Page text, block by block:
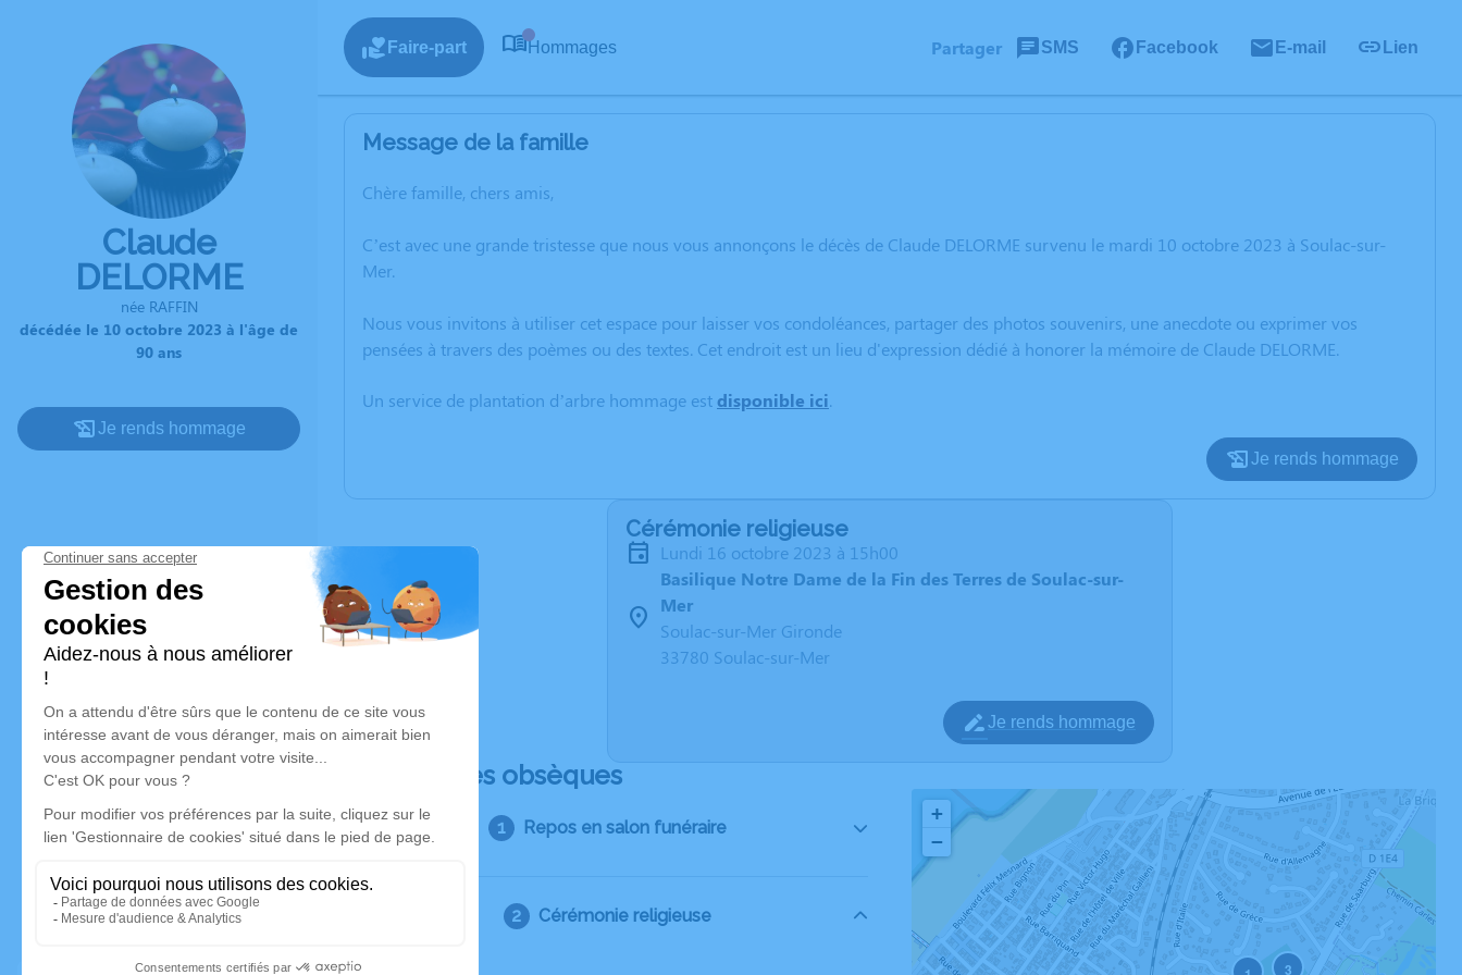
Claude
DELORME
née RAFFIN
décédée le 10 octobre 2023 à l'âge de
90 ans
Je rends hommage
Faire-part Hommages Partager SMS Facebook E-mail Lien
Message de la famille
Chère famille, chers amis,
C’est avec une grande tristesse que nous vous annonçons le décès de Claude DELORME survenu le mardi 10 octobre 2023 à Soulac-sur-
Mer.
Nous vous invitons à utiliser cet espace pour laisser vos condoléances, partager des photos souvenirs, une anecdote ou exprimer vos
pensées à travers des poèmes ou des textes. Cet endroit est un lieu d'expression dédié à honorer la mémoire de Claude DELORME.
Un service de plantation d’arbre hommage est disponible ici.
Je rends hommage
Cérémonie religieuse
lundi 16 octobre 2023 à 15h00
Basilique Notre Dame de la Fin des Terres de Soulac-sur-
Mer
Soulac-sur-Mer Gironde
33780 Soulac-sur-Mer
Je rends hommage
Déroulé des obsèques
Repos en salon funéraire
Cérémonie religieuse
3
+
−